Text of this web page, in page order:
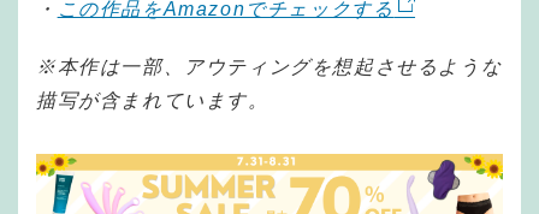
・ この作品をAmazonでチェックする
※本作は一部、アウティングを想起させるような
描写が含まれています。